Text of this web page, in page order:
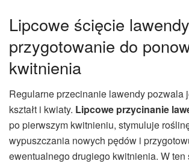
Lipcowe ścięcie
przygotowanie do
kwitnienia
Regularne przecinanie lawendy pozwala
kształt i kwiaty. Lipcowe przycinanie
po pierwszym kwitnieniu, stymuluje
wypuszczania nowych pędów i
ewentualnego drugiego kwitnienia. W ten